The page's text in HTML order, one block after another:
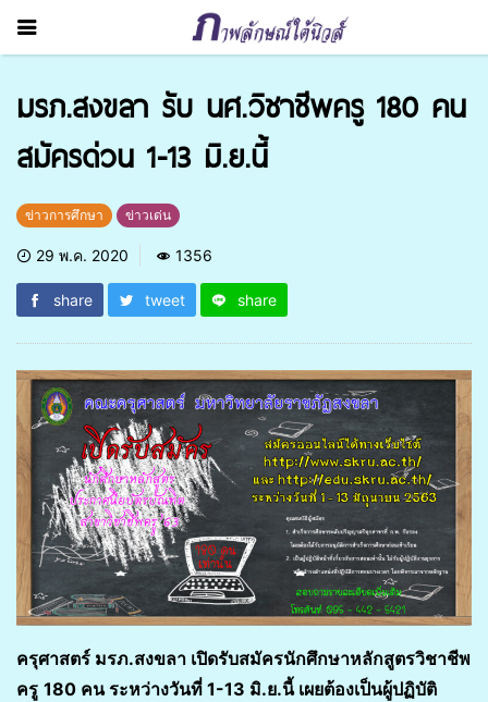
มรภ.สงขลา รับ นศ.วิชาชีพครู 180 คน
สมัครด่วน 1-13 มิ.ย.นี้
ข่าวการศึกษา ข่าวเด่น
29 พ.ค. 2020 1356
share tweet share
ครุศาสตร์ มรภ.สงขลา เปิดรับสมัครนักศึกษาหลักสูตรวิชาชีพ
ครู 180 คน ระหว่างวันที่ 1-13 มิ.ย.นี้ เผยต้องเป็นผู้ปฏิบัติ